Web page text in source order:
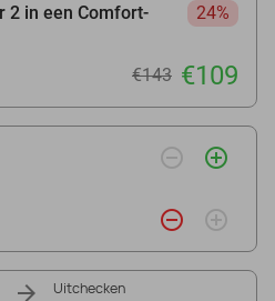
2 in een Comfort-
24%
€143 €109
remove_circle_outline add_circle_outline
remove_circle_outline add_circle_outline
Uitchecken